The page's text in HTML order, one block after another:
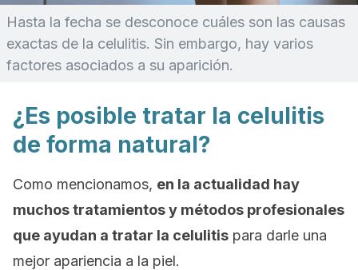
Hasta la fecha se desconoce cuáles son las causas
exactas de la celulitis. Sin embargo, hay varios
factores asociados a su aparición.
¿Es posible tratar la celulitis
de forma natural?
Como mencionamos, en la actualidad hay
muchos tratamientos y métodos profesionales
que ayudan a tratar la celulitis para darle una
mejor apariencia a la piel.